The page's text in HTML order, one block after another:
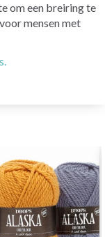
om een ​​breiring te
mensen met